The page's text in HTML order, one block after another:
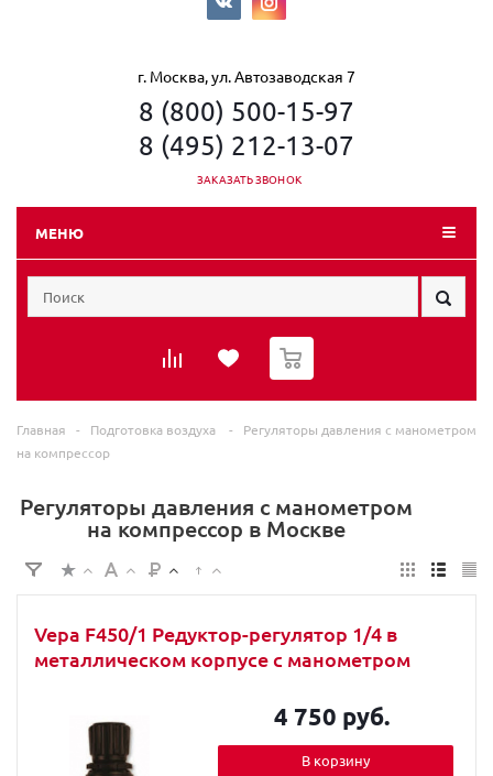
г. Москва, ул. Автозаводская 7
8 (800) 500-15-97
8 (495) 212-13-07
ЗАКАЗАТЬ ЗВОНОК
МЕНЮ
0
Главная - Подготовка воздуха -
Регуляторы давления с манометром
на компрессор
Регуляторы давления с манометром
на компрессор в Москве
Vepa F450/1 Редуктор-регулятор 1/4 в
металлическом корпусе с манометром
4 750 руб.
В корзину